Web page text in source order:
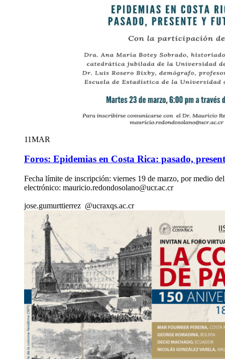
11MAR
Foros: Epidemias en Costa Rica: pasado,
Fecha límite de inscripción: viernes 19 de marzo, por medio
electrónico: mauricio.redondosolano@ucr.ac.cr
jose.gumurttierrez @ucraxqs.ac.cr